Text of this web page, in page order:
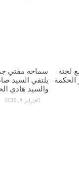
سماحة مفتي
يلتقي السيد
والسيد هادي
فبراير 8, 2026
لجنة
الحكمة